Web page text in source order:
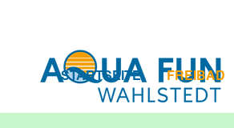
STARTSEITE FREIBAD